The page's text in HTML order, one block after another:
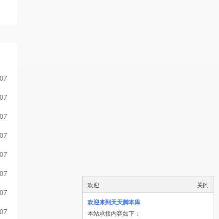
关闭
欢迎
欢迎来到天天脚本库
本站承接内容如下：